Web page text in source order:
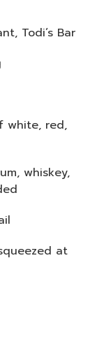
Todi’s Bar
white, red,
whiskey,
at